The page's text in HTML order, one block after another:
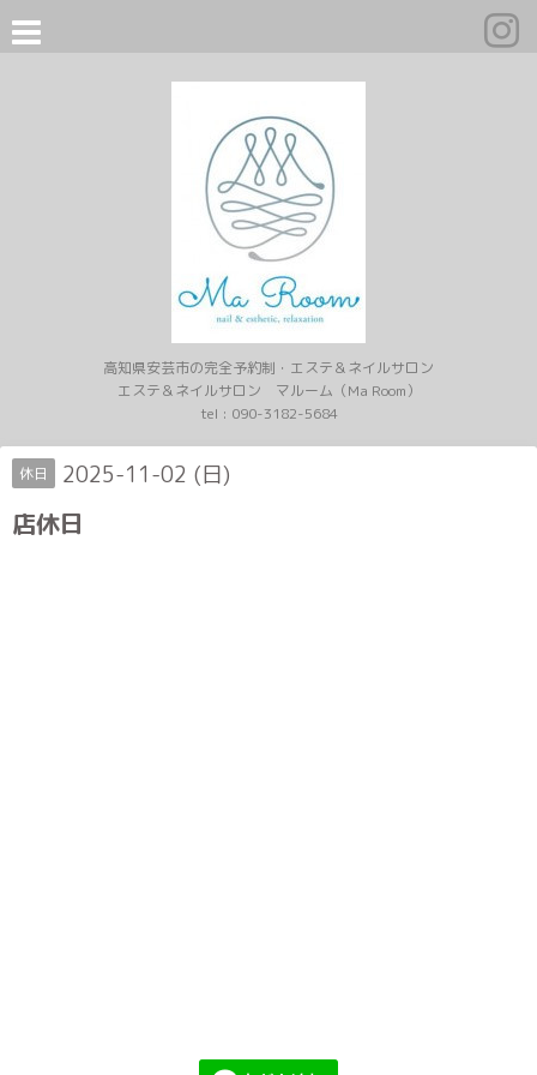
高知県安芸市の完全予約制・エステ＆ネイルサロン
エステ＆ネイルサロン マルーム（Ma Room）
tel : 090-3182-5684
休日 2025-11-02 (日)
店休日